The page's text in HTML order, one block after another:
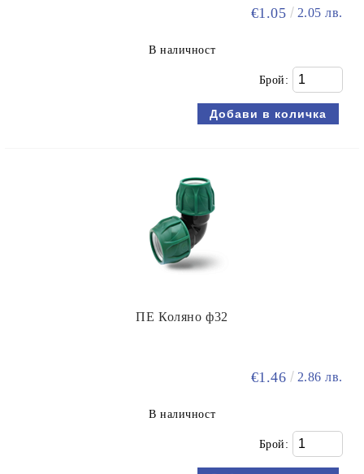
€1.05 2.05 лв.
В наличност
Брой:
ПЕ Коляно ф32
€1.46 2.86 лв.
В наличност
Брой: